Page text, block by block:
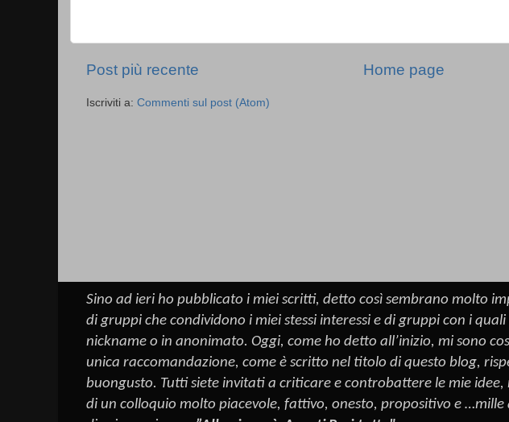
Post più recente Home page
Iscriviti a: Commenti sul post (Atom)
Sino ad ieri ho pubblicato i miei scritti, detto così sembrano molto
di gruppi che condividono i miei stessi interessi e di gruppi con i
nickname o in anonimato. Oggi, come ho detto all’inizio, mi sono
unica raccomandazione, come è scritto nel titolo di questo blog,
buongusto. Tutti siete invitati a criticare e controbattere le mie idee,
di un colloquio molto piacevole, fattivo, onesto, propositivo e